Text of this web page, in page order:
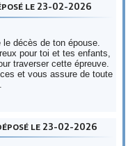
le 23-02-2026
décès de ton épouse.
pour toi et tes enfants,
traverser cette épreuve.
et vous assure de toute
le 23-02-2026